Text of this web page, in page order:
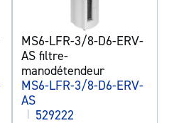
MS6-LFR-3/8-D6-ERV-
AS filtre-
manodétendeur
MS6-LFR-3/8-D6-ERV-
AS
| 529222